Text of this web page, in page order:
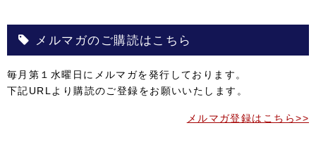
メルマガのご購読はこちら
毎月第１水曜日にメルマガを発行しております。
下記URLより購読のご登録をお願いいたします。
メルマガ登録はこちら>>